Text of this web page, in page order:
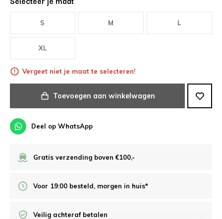
S M L
XL
Vergeet niet je maat te selecteren!
Toevoegen aan winkelwagen
Deel op WhatsApp
Gratis verzending boven €100,-
Voor 19:00 besteld, morgen in huis*
Veilig achteraf betalen